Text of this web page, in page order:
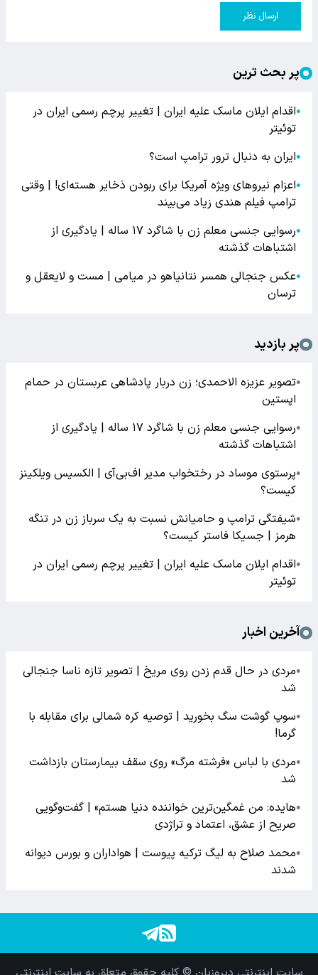
ارسال نظر
پر بحث ترین
●اقدام ایلان ماسک علیه ایران | تغییر پرچم رسمی ایران در
توئیتر
●ایران به دنبال ترور ترامپ است؟
●اعزام نیروهای ویژه آمریکا برای ربودن ذخایر هسته‌ای! | وقتی
ترامپ فیلم هندی زیاد می‌بیند
●
رسوایی جنسی معلم زن با شاگرد ۱۷ ساله | یادگیری از
اشتباهات گذشته
●عکس جنجالی همسر نتانیاهو در میامی | مست و لایعقل و
ترسان
پر بازدید
●تصویر عزیزه الاحمدی؛ زن دربار پادشاهی عربستان در حمام
اپستین
●
رسوایی جنسی معلم زن با شاگرد ۱۷ ساله | یادگیری از
اشتباهات گذشته
●پرستوی موساد در رختخواب مدیر اف‌بی‌آی | الکسیس ویلکینز
کیست؟
●شیفتگی ترامپ و حامیانش نسبت به یک سرباز زن در تنگه
هرمز | جسیکا فاستر کیست؟
●اقدام ایلان ماسک علیه ایران | تغییر پرچم رسمی ایران در
توئیتر
آخرین اخبار
●مردی در حال قدم زدن روی مریخ | تصویر تازه ناسا جنجالی
شد
●سوپ گوشت سگ بخورید | توصیه کره شمالی برای مقابله با
گرما!
●مردی با لباس «فرشته مرگ» روی سقف بیمارستان بازداشت
شد
●هایده: من غمگین‌ترین خواننده دنیا هستم» | گفت‌وگویی
صریح از عشق، اعتماد و تراژدی
●محمد صلاح به لیگ ترکیه پیوست | هواداران و بورس دیوانه
شدند